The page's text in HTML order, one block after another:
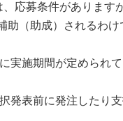
応募条件があります
（助成）されるわけ
実施期間が定められ
発表前に発注したり